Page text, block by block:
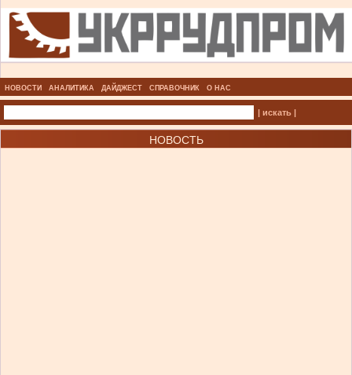
НОВОСТИ АНАЛИТИКА ДАЙДЖЕСТ СПРАВОЧНИК О НАС
| искать |
НОВОСТЬ